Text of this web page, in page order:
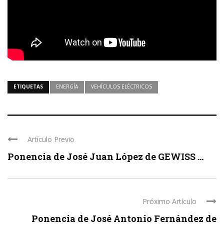
ETIQUETAS ENERGÍA VEHÍCULOS ELÉCTRICOS
Artículo Previo
Ponencia de José Juan López de GEWISS ...
Próximo Artículo
Ponencia de José Antonio Fernández de